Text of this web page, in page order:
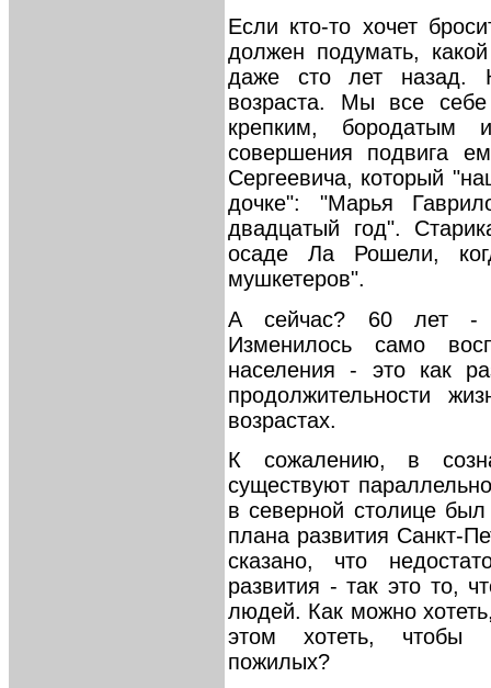
Если кто-то хочет
должен подумать,
даже сто лет назад.
возраста. Мы все
крепким,
совершения подвига
Сергеевича, который
дочке": "Марья
двадцатый год".
осаде Ла Рошели,
мушкетеров".
А сейчас? 60 лет -
Изменилось само
населения - это как
продолжительности
возрастах.
К сожалению, в
существуют
в северной столице был
плана развития Санкт-
сказано, что
развития - так это то,
людей. Как можно
этом хотеть, чтобы
пожилых?